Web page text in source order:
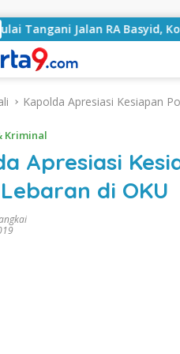
RA Basyid, Kontrak Proyek
Kapolda Apresiasi Kesiapan
Kriminal
Apresiasi
di OKU